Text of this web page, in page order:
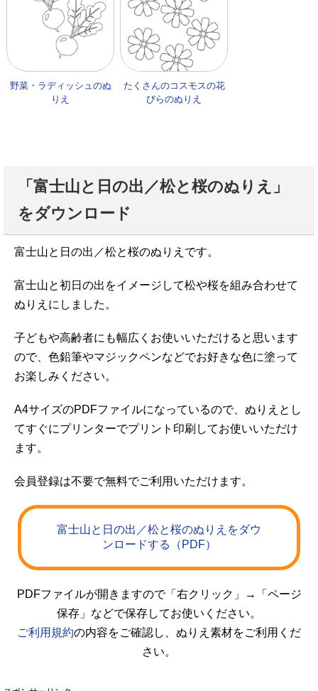
野菜・ラディッシュのぬ
りえ
たくさんのコスモスの花
びらのぬりえ
「富士山と日の出／松と桜のぬりえ」
をダウンロード
富士山と日の出／松と桜のぬりえです。
富士山と初日の出をイメージして松や桜を組み合わせて
ぬりえにしました。
子どもや高齢者にも幅広くお使いいただけると思います
ので、色鉛筆やマジックペンなどでお好きな色に塗って
お楽しみください。
A4サイズのPDFファイルになっているので、ぬりえとし
てすぐにプリンターでプリント印刷してお使いいただけ
ます。
会員登録は不要で無料でご利用いただけます。
富士山と日の出／松と桜のぬりえをダウ
ンロードする（PDF）
PDFファイルが開きますので「右クリック」→「ページ
保存」などで保存してお使いください。
ご利用規約の内容をご確認し、ぬりえ素材をご利用くだ
さい。